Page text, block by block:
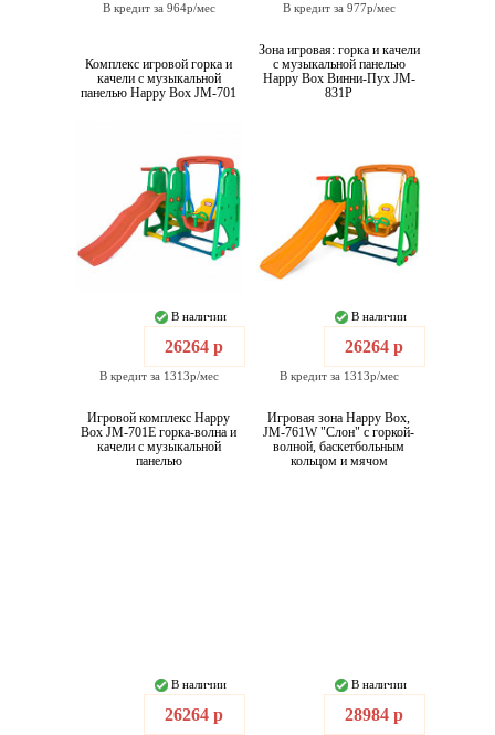
В кредит за 964р/мес В кредит за 977р/мес
Комплекс игровой горка и
качели с музыкальной
панелью Happy Box JM-701
В наличии
26264 р
В кредит за 1313р/мес
Зона игровая: горка и качели
с музыкальной панелью
Happy Box Винни-Пух JM-
831P
В наличии
26264 р
В кредит за 1313р/мес
Игровой комплекс Happy
Box JM-701E горка-волна и
качели с музыкальной
панелью
В наличии
26264 р
Игровая зона Happy Box,
JM-761W "Слон" c горкой-
волной, баскетбольным
кольцом и мячом
В наличии
28984 р